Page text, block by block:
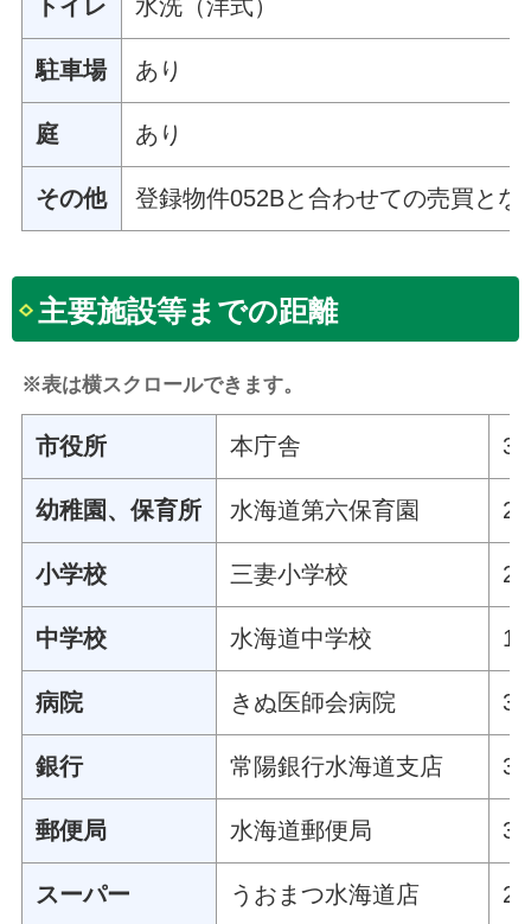
トイレ 水洗（洋式）
駐車場 あり
庭 あり
その他 登録物件052Bと合わせての売買とな
主要施設等までの距離
※表は横スクロールできます。
市役所 本庁舎
幼稚園、保育所 水海道第六保育園
小学校 三妻小学校
中学校 水海道中学校
病院 きぬ医師会病院
銀行 常陽銀行水海道支店
郵便局 水海道郵便局
スーパー うおまつ水海道店